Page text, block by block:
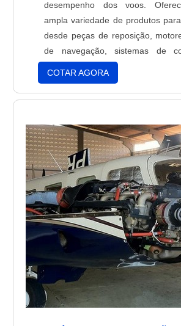
desempenho dos voos.
ampla variedade de produtos
desde peças de reposição,
de navegação, sistemas de
sistemas de controle de voo,
exaustão, sistemas de
de ar condicionado, sistemas de
monitoramento e muito mais.
equipamentos para aeronaves
com materiais de alta
projetados para atender às
normas de segurança. Nossos
testados e certificados para
segurança e o desempenho dos
COTAR AGORA